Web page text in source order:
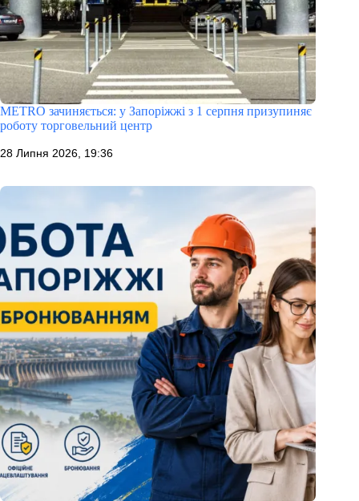
METRO зачиняється: у Запоріжжі з 1 серпня призупиняє
роботу торговельний центр
28 Липня 2026, 19:36